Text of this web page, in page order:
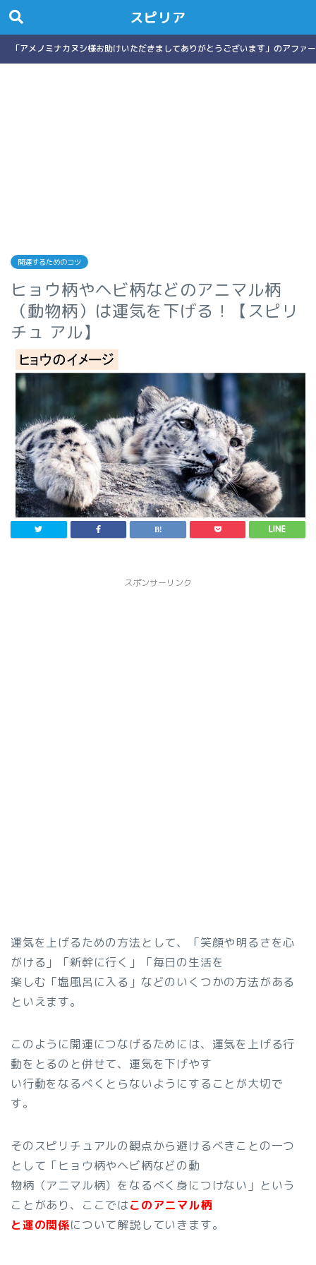
スピリア
「アメノミナカヌシ様お助けいただきましてありがとうございます」のアフ
開運するためのコツ
ヒョウ柄やヘビ柄などのアニマル柄
（動物柄）は運気を下げる！【スピリ
チュ アル】
スポンサーリンク
運気を上げるための方法として、「笑顔や明るさを心
がける」「新幹に行く」「毎日の生活を
楽しむ「塩風呂に入る」などのいくつかの方法がある
といえます。
このように開運につなげるためには、運気を上げる行
動をとるのと併せて、運気を下げやす
い行動をなるべくとらないようにすることが大切で
す。
そのスピリチュアルの観点から避けるべきことの一つ
として「ヒョウ柄やヘビ柄などの動
物柄（アニマル柄）をなるべく身につけない」という
ことがあり、ここではこのアニマル柄
と運の関係について解説していきます。